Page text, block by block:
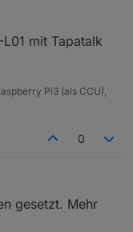
mit Tapatalk
Pi3 (als CCU),
0
gesetzt. Mehr